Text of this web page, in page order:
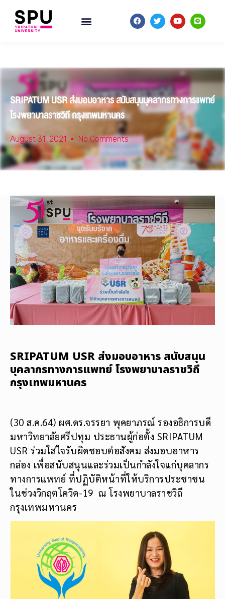
SRIPATUM USR ส่งมอบอาหาร สนับสนุนบุคลากรทางการแพทย์
โรงพยาบาลราชวิถี กรุงเทพมหานคร
August 31, 2021 No Comments
SRIPATUM USR ส่งมอบอาหาร สนับสนุน
บุคลากรทางการแพทย์ โรงพยาบาลราชวิถี
กรุงเทพมหานคร
(30 ส.ค.64) ผศ.ดร.จรรยา พุคยาภรณ์ รองอธิการบดี
มหาวิทยาลัยศรีปทุม ประธานผู้ก่อตั้ง SRIPATUM
USR ร่วมใส่ใจรับผิดชอบต่อสังคม ส่งมอบอาหาร
กล่อง เพื่อสนับสนุนและร่วมเป็นกำลังใจแก่บุคลากร
ทางการแพทย์ ที่ปฏิบัติหน้าที่ให้บริการประชาชน
ในช่วงวิกฤตโควิด-19 ณ โรงพยาบาลราชวิถี
กรุงเทพมหานคร